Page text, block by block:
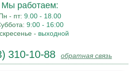
Мы работаем:
- пт:9.00 - 18.00
9:00 - 16:00
- выходной
310-10-88 обратная связь